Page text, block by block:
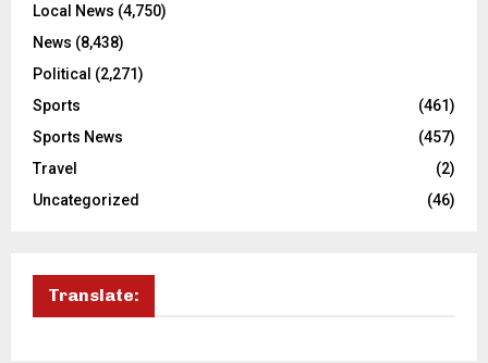
Local News (4,750)
News (8,438)
Political (2,271)
Sports
(461)
Sports News
(457)
Travel
(2)
Uncategorized
(46)
Translate: